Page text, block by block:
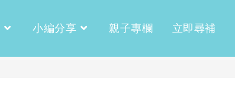
小編分享 親子專欄 立即尋補